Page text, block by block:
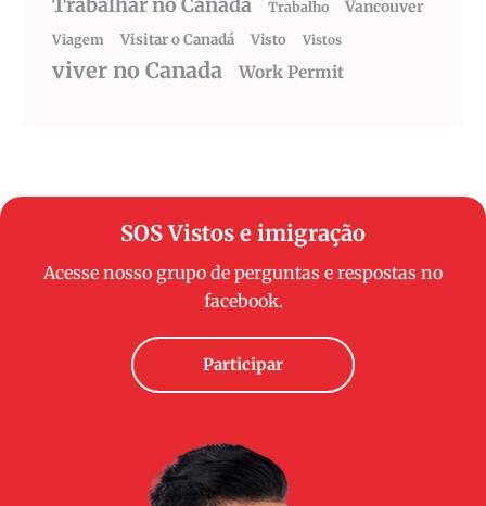
Trabalho Vancouver
Viagem Visitar o Canadá Visto Vistos
viver no Canada Work Permit
SOS Vistos e imigração
Acesse nosso grupo de perguntas e respostas no
facebook.
Participar